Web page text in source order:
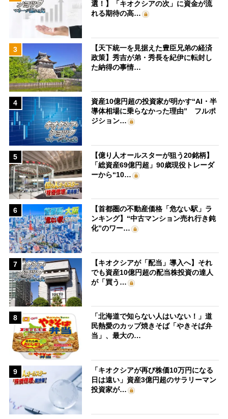
選！】「キオクシアの次」に資金が流
れる期待の高…
3
【天下統一を見据えた豊臣兄弟の経済
政策】秀吉が弟・秀長を紀伊に転封し
た納得の事情…
4
資産10億円超の投資家が明かす“AI・半
導体相場に乗らなかった理由” フルポ
ジション…
5
【億り人オールスターが狙う20銘柄】
「総資産69億円超」90歳現役トレーダ
ーから“10…
6
【首都圏の不動産価格「危ない駅」ラ
ンキング】“中古マンション売れ行き鈍
化”のワー…
7
【キオクシアが「配当」導入へ】それ
でも資産10億円超の配当株投資の達人
が「買う…
8
「北海道で知らない人はいない！」道
民熱愛のカップ焼きそば「やきそば弁
当」、最大の…
9
「キオクシアが再び株価10万円になる
日は遠い」資産3億円超のサラリーマン
投資家が…